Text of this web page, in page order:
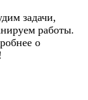
задачи,
работы.
о